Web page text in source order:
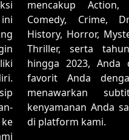
mencakup Action,
Comedy, Crime,
History, Horror,
Thriller, serta
hingga 2023, Anda
favorit Anda
menawarkan
kenyamanan Anda
di platform kami.